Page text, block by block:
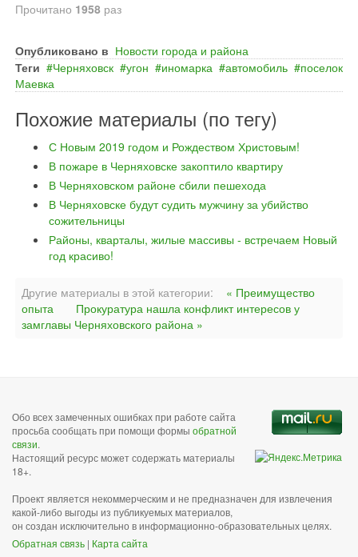
Прочитано 1958 раз
Опубликовано в Новости города и района
Теги
Черняховск угон иномарка автомобиль
поселок
Маевка
Похожие материалы (по тегу)
С Новым 2019 годом и Рождеством Христовым!
В пожаре в Черняховске закоптило квартиру
В Черняховском районе сбили пешехода
В Черняховске будут судить мужчину за убийство
сожительницы
Районы, кварталы, жилые массивы - встречаем Новый
год красиво!
Другие материалы в этой категории:
« Преимущество
опыта
Прокуратура нашла конфликт интересов у
замглавы Черняховского района »
Обо всех замеченных ошибках при работе сайта
просьба сообщать при помощи формы обратной
связи.
Настоящий ресурс может содержать материалы
18+.
Проект является некоммерческим и не предназначен для извлечения
какой-либо выгоды из публикуемых материалов,
он создан исключительно в информационно-образовательных целях.
Обратная связь | Карта сайта